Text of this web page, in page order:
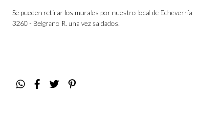
Se pueden retirar los murales por nuestro local de Echeverría
3260 - Belgrano R. una vez saldados.